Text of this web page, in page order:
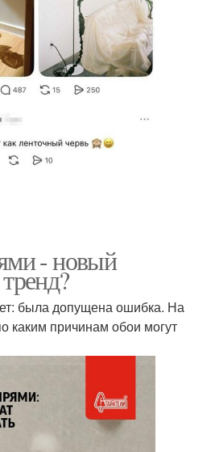
- новый
была допущена ошибка. На
каким причинам обои могут